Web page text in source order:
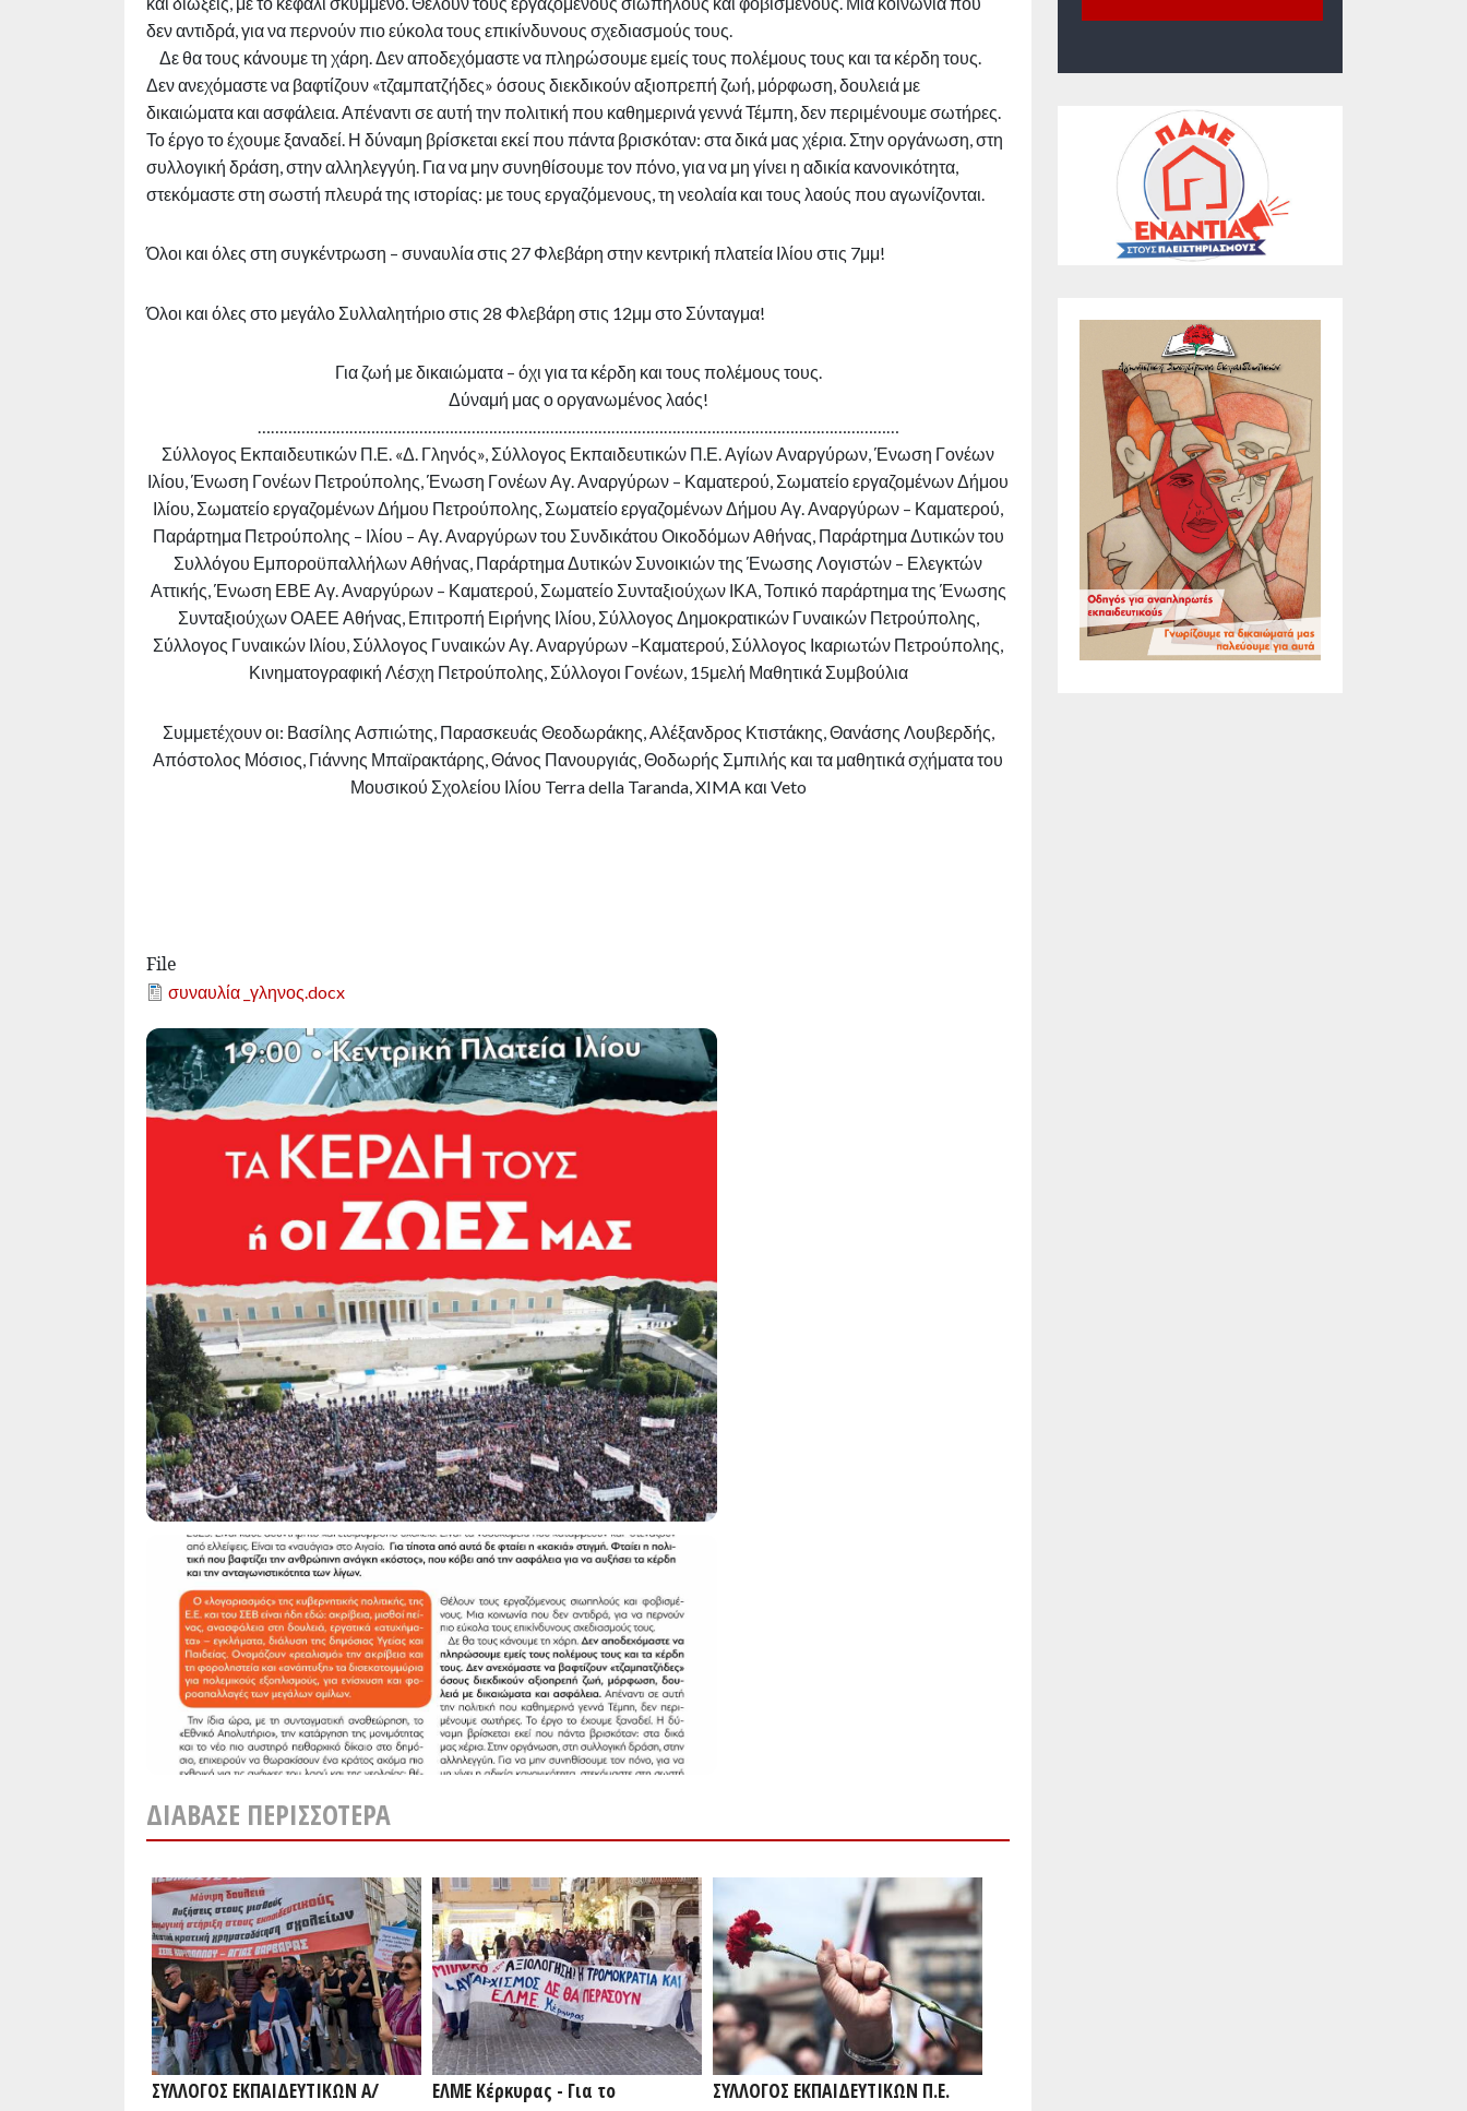
δεν αντιδρά, για να περνούν πιο εύκολα τους επικίνδυνους σχεδιασμούς τους.
Δε θα τους κάνουμε τη χάρη. Δεν αποδεχόμαστε να πληρώσουμε εμείς τους πολέμους τους και τα κέρδη τους.
Δεν ανεχόμαστε να βαφτίζουν «τζαμπατζήδες» όσους διεκδικούν αξιοπρεπή ζωή, μόρφωση, δουλειά με
δικαιώματα και ασφάλεια. Απέναντι σε αυτή την πολιτική που καθημερινά γεννά Τέμπη, δεν περιμένουμε σωτήρες.
Το έργο το έχουμε ξαναδεί. Η δύναμη βρίσκεται εκεί που πάντα βρισκόταν: στα δικά μας χέρια. Στην οργάνωση, στη
συλλογική δράση, στην αλληλεγγύη. Για να μην συνηθίσουμε τον πόνο, για να μη γίνει η αδικία κανονικότητα,
στεκόμαστε στη σωστή πλευρά της ιστορίας: με τους εργαζόμενους, τη νεολαία και τους λαούς που αγωνίζονται.
Όλοι και όλες στη συγκέντρωση – συναυλία στις 27 Φλεβάρη στην κεντρική πλατεία Ιλίου στις 7μμ!
Όλοι και όλες στο μεγάλο Συλλαλητήριο στις 28 Φλεβάρη στις 12μμ στο Σύνταγμα!
Για ζωή με δικαιώματα – όχι για τα κέρδη και τους πολέμους τους.
Δύναμή μας ο οργανωμένος λαός!
…………………………………………………………………………………………………………………………………
Σύλλογος Εκπαιδευτικών Π.Ε. «Δ. Γληνός», Σύλλογος Εκπαιδευτικών Π.Ε. Αγίων Αναργύρων, Ένωση Γονέων
Ιλίου, Ένωση Γονέων Πετρούπολης, Ένωση Γονέων Αγ. Αναργύρων – Καματερού, Σωματείο εργαζομένων Δήμου
Ιλίου, Σωματείο εργαζομένων Δήμου Πετρούπολης, Σωματείο εργαζομένων Δήμου Αγ. Αναργύρων – Καματερού,
Παράρτημα Πετρούπολης – Ιλίου – Αγ. Αναργύρων του Συνδικάτου Οικοδόμων Αθήνας, Παράρτημα Δυτικών του
Συλλόγου Εμποροϋπαλλήλων Αθήνας, Παράρτημα Δυτικών Συνοικιών της Ένωσης Λογιστών – Ελεγκτών
Αττικής, Ένωση ΕΒΕ Αγ. Αναργύρων – Καματερού, Σωματείο Συνταξιούχων ΙΚΑ, Τοπικό παράρτημα της Ένωσης
Συνταξιούχων ΟΑΕΕ Αθήνας, Επιτροπή Ειρήνης Ιλίου, Σύλλογος Δημοκρατικών Γυναικών Πετρούπολης,
Σύλλογος Γυναικών Ιλίου, Σύλλογος Γυναικών Αγ. Αναργύρων –Καματερού, Σύλλογος Ικαριωτών Πετρούπολης,
Κινηματογραφική Λέσχη Πετρούπολης, Σύλλογοι Γονέων, 15μελή Μαθητικά Συμβούλια
Συμμετέχουν οι: Βασίλης Ασπιώτης, Παρασκευάς Θεοδωράκης, Αλέξανδρος Κτιστάκης, Θανάσης Λουβερδής,
Απόστολος Μόσιος, Γιάννης Μπαϊρακτάρης, Θάνος Πανουργιάς, Θοδωρής Σμπιλής και τα μαθητικά σχήματα του
Μουσικού Σχολείου Ιλίου Terra della Taranda, XIMA και Veto
File
Document
συναυλία _γληνος.docx
ΔΙΆΒΑΣΕ ΠΕΡΙΣΣΌΤΕΡΑ
ΣΥΛΛΟΓΟΣ ΕΚΠΑΙΔΕΥΤΙΚΩΝ Α/
ΕΛΜΕ Κέρκυρας - Για το
ΣΥΛΛΟΓΟΣ ΕΚΠΑΙΔΕΥΤΙΚΩΝ Π.Ε.